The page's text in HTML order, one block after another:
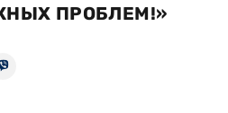
ПРОБЛЕМ!»